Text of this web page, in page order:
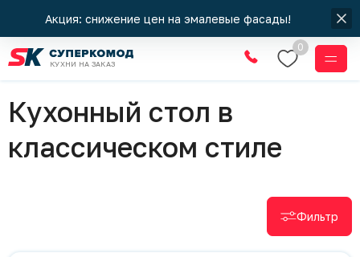
Акция: снижение цен на эмалевые фасады!
КУХНИ НА ЗАКАЗ
0
Кухни
Кухонный стол в
классическом стиле
Фильтр